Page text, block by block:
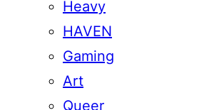
Heavy
HAVEN
Gaming
Art
Queer